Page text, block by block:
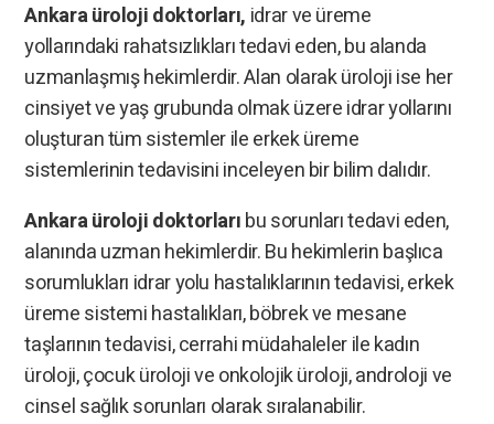
Ankara üroloji doktorları, idrar ve üreme
yollarındaki rahatsızlıkları tedavi eden, bu alanda
uzmanlaşmış hekimlerdir. Alan olarak üroloji ise her
cinsiyet ve yaş grubunda olmak üzere idrar yollarını
oluşturan tüm sistemler ile erkek üreme
sistemlerinin tedavisini inceleyen bir bilim dalıdır.
Ankara üroloji doktorlarıbu sorunları tedavi eden,
alanında uzman hekimlerdir. Bu hekimlerin başlıca
sorumlukları idrar yolu hastalıklarının tedavisi, erkek
üreme sistemi hastalıkları, böbrek ve mesane
taşlarının tedavisi, cerrahi müdahaleler ile kadın
üroloji, çocuk üroloji ve onkolojik üroloji, androloji ve
cinsel sağlık sorunları olarak sıralanabilir.